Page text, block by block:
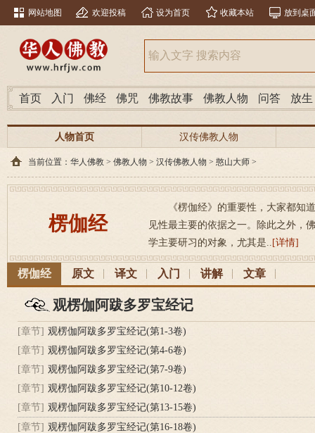
网站地图 欢迎投稿 设为首页 收藏本站 放到桌
首页 入门 佛经 佛咒 佛教故事 佛教人物 问答 放生
人物首页 汉传佛教人物
当前位置： 华人佛教 > 佛教人物 > 汉传佛教人物 > 憨山大师 >
楞伽经
《楞伽经》的重要性，大家都知
见性最主要的依据之一。除此之外，
学主要研习的对象，尤其是.. [详情]
楞伽经 原文 译文 入门 讲解 文章
观楞伽阿跋多罗宝经记
[章节] 观楞伽阿跋多罗宝经记(第1-3卷)
[章节] 观楞伽阿跋多罗宝经记(第4-6卷)
[章节] 观楞伽阿跋多罗宝经记(第7-9卷)
[章节] 观楞伽阿跋多罗宝经记(第10-12卷)
[章节] 观楞伽阿跋多罗宝经记(第13-15卷)
[章节] 观楞伽阿跋多罗宝经记(第16-18卷)